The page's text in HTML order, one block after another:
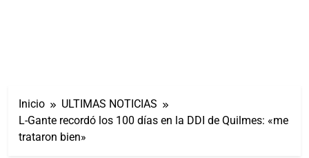
Inicio
ULTIMAS NOTICIAS
L-Gante recordó los 100 días en la DDI de Quilmes: «me
trataron bien»